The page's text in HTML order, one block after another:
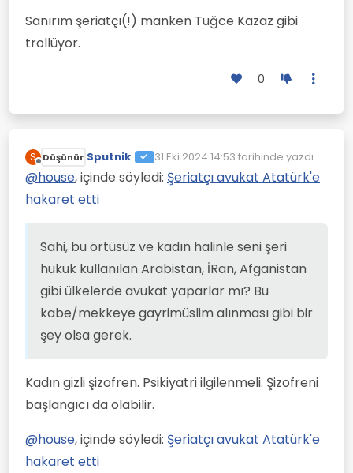
Sanırım şeriatçı(!) manken Tuğce Kazaz gibi
trollüyor.
0
S
Çevrimdışı
Düşünür Sputnik 31 Eki 2024 14:53 tarihinde yazdı
Son düzenleyen:
@house, içinde söyledi: Şeriatçı avukat Atatürk'e
hakaret etti
Sahi, bu örtüsüz ve kadın halinle seni şeri
hukuk kullanılan Arabistan, İRan, Afganistan
gibi ülkelerde avukat yaparlar mı? Bu
kabe/mekkeye gayrimüslim alınması gibi bir
şey olsa gerek.
Kadın gizli şizofren. Psikiyatri ilgilenmeli. Şizofreni
başlangıcı da olabilir.
@house, içinde söyledi: Şeriatçı avukat Atatürk'e
hakaret etti